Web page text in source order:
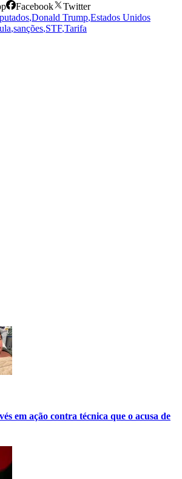
Facebook
Twitter
,Donald Trump,Estados Unidos
,sanções,STF,Tarifa
em ação contra técnica que o acusa de